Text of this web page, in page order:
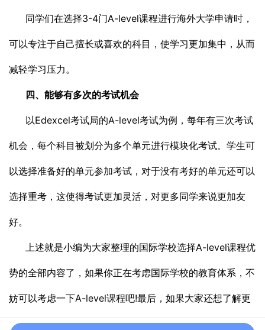
同学们在选择3-4门A-level课程进行海外大学申请时，
可以专注于自己擅长或喜欢的科目，使学习更加集中，从而
减轻学习压力。
四、能够有多次的考试机会
以Edexcel考试局的A-level考试为例，每年有三次考试
机会，每个科目被划分为多个单元进行模块化考试。学生可
以选择准备好的单元参加考试，对于没有考好的单元还可以
选择重考，这使得考试更加灵活，对更多同学来说更加友
好。
上述就是小编为大家整理的国际学校选择A-level课程优
势的全部内容了，如果你正在考虑国际学校的教育体系，不
妨可以考虑一下A-level课程吧!最后，如果大家还想了解更
多关于国际学校择校或者备考建议的话，欢迎大家继续关注